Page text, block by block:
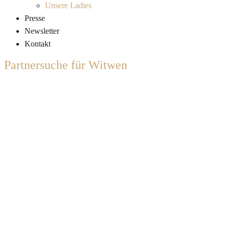
Unsere Ladies
Presse
Newsletter
Kontakt
Partnersuche für Witwen